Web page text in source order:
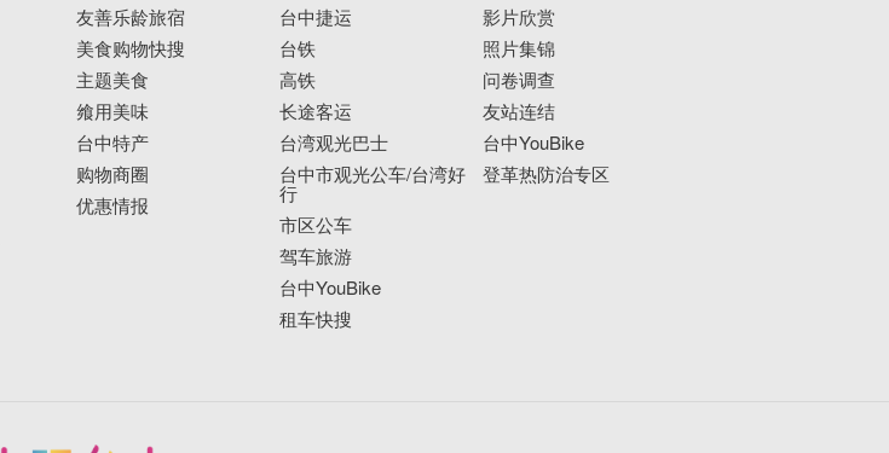
友善乐龄旅宿
美食购物快搜
主题美食
飨用美味
台中特产
购物商圈
优惠情报
台中捷运
台铁
高铁
长途客运
台湾观光巴士
台中市观光公车/台湾好
行
市区公车
驾车旅游
台中YouBike
租车快搜
影片欣赏
照片集锦
问卷调查
友站连结
台中YouBike
登革热防治专区